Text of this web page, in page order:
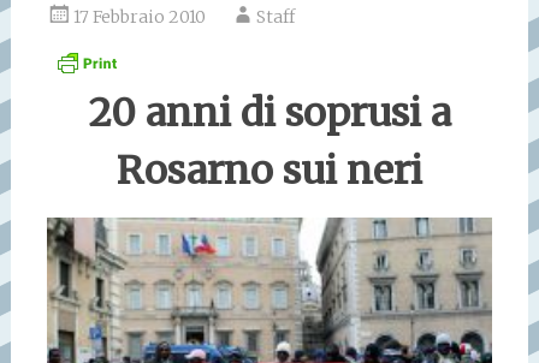
17 Febbraio 2010 Staff
20 anni di soprusi a
Rosarno sui neri